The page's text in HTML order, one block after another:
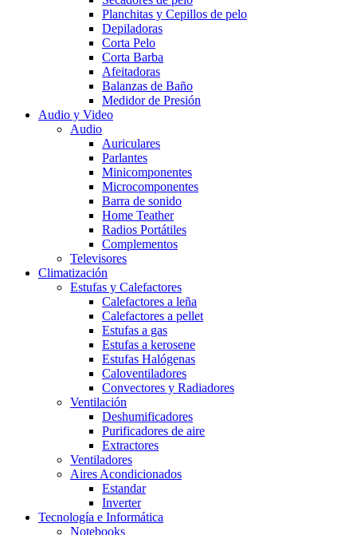
Planchitas y Cepillos de pelo
Depiladoras
Corta Pelo
Corta Barba
Afeitadoras
Balanzas de Baño
Medidor de Presión
Audio y Video
Audio
Auriculares
Parlantes
Minicomponentes
Microcomponentes
Barra de sonido
Home Teather
Radios Portátiles
Complementos
Televisores
Climatización
Estufas y Calefactores
Calefactores a leña
Calefactores a pellet
Estufas a gas
Estufas a kerosene
Estufas Halógenas
Caloventiladores
Convectores y Radiadores
Ventilación
Deshumificadores
Purificadores de aire
Extractores
Ventiladores
Aires Acondicionados
Estandar
Inverter
Tecnología e Informática
Notebooks